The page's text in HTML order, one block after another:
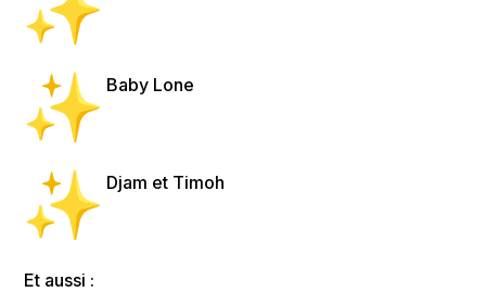
Baby Lone
Djam et Timoh
Et aussi :